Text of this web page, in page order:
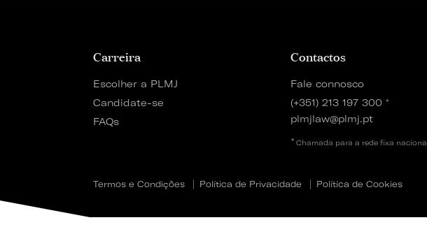
Carreira
Escolher a PLMJ
Candidate-se
FAQs
Contactos
Fale connosco
(+351) 213 197 300 *
plmjlaw@plmj.pt
* Chamada para a rede fixa nacional
Termos e Condições Política de Privacidade Política de Cookies